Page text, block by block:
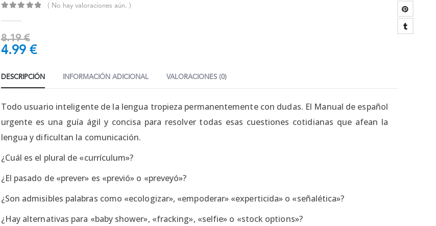
( No hay valoraciones aún. )
8.19€
4.99 €
DESCRIPCIÓN INFORMACIÓN ADICIONAL VALORACIONES (0)
Todo usuario inteligente de la lengua tropieza permanentemente con dudas. El Manual de español
urgente es una guía ágil y concisa para resolver todas esas cuestiones cotidianas que afean la
lengua y dificultan la comunicación.
¿Cuál es el plural de «currículum»?
¿El pasado de «prever» es «previó» o «preveyó»?
¿Son admisibles palabras como «ecologizar», «empoderar» «experticida» o «señalética»?
¿Hay alternativas para «baby shower», «fracking», «selfie» o «stock options»?